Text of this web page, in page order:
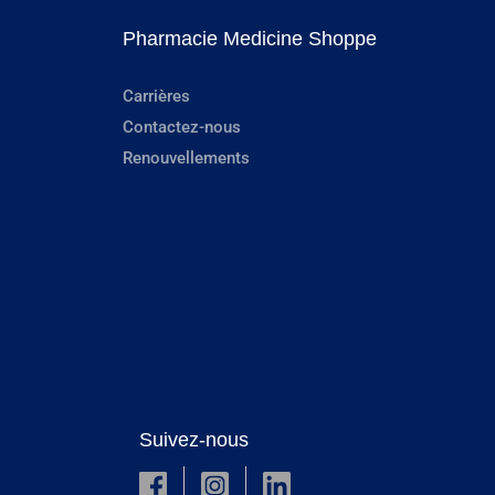
Pharmacie Medicine Shoppe
Carrières
Contactez-nous
Renouvellements
Suivez-nous